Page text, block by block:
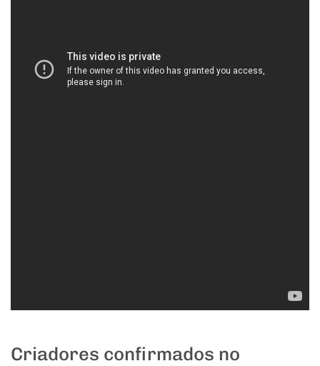
Criadores confirmados no